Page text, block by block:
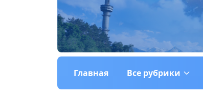
Главная Все рубрики